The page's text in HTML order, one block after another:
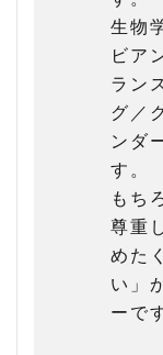
生物
ビア
ラン
グ／
ンダ
す。
もち
尊重
めた
い」
ーで